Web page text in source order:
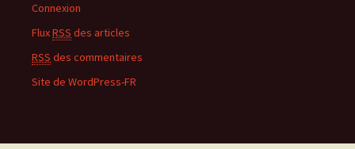
Connexion
FluxRSS des articles
RSS des commentaires
Site de WordPress-FR